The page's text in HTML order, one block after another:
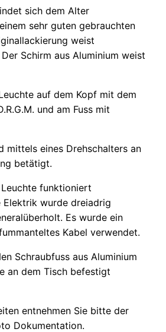
sich dem Alter
sehr guten gebrauchten
weist
Schirm aus Aluminium weist
auf dem Kopf mit dem
und am Fuss mit
mittels eines Drehschalters an
betätigt.
funktioniert
Elektrik wurde dreiadrig
Es wurde ein
Kabel verwendet.
Schraubfuss aus Aluminium
an dem Tisch befestigt
entnehmen Sie bitte der
Dokumentation.